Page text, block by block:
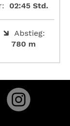
02:45 Std.
Abstieg:
780 m